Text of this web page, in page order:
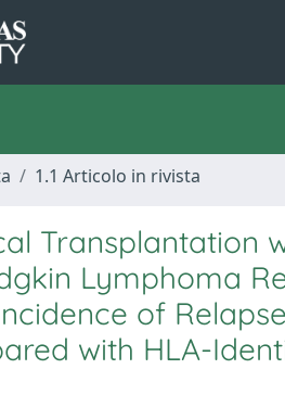
1.1 Articolo in rivista
Transplantation
Lymphoma
of
with HLA-